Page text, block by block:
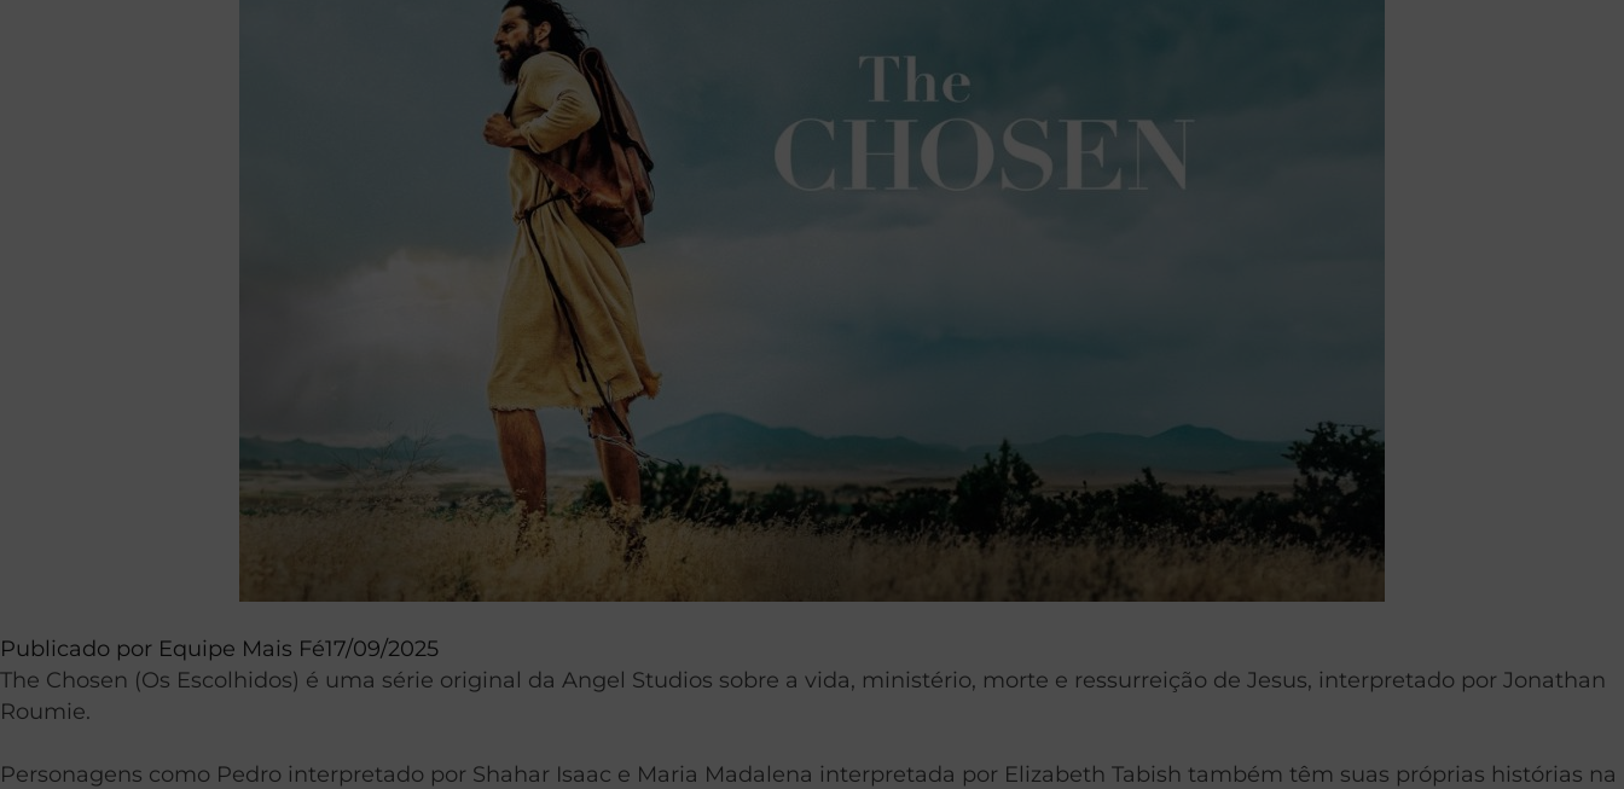
Publicado por Equipe Mais Fé17/09/2025
The Chosen (Os Escolhidos) é uma série original da Angel Studios sobre a vida, ministério, morte e ressurreição de Jesus, interpretado por Jonathan
Roumie.
Personagens como Pedro interpretado por Shahar Isaac e Maria Madalena interpretada por Elizabeth Tabish também têm suas próprias histórias na